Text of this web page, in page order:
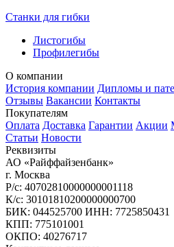
Станки для гибки
Листогибы
Профилегибы
О компании
История компании Дипломы и
Отзывы Вакансии Контакты
Покупателям
Оплата Доставка Гарантии Акции
Статьи Новости
Реквизиты
АО «Райффайзенбанк»
г. Москва
Р/с: 40702810000000001118
К/с: 30101810200000000700
БИК: 044525700 ИНН: 7725850431
КПП: 775101001
ОКПО: 40276717